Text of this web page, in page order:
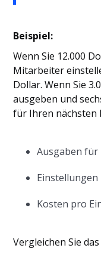
Beispiel:
Wenn Sie 12.000
Mitarbeiter
Dollar. Wenn Sie
ausgeben und
für Ihren nächsten
Ausgaben für
Einstellungen
Kosten pro
Vergleichen Sie